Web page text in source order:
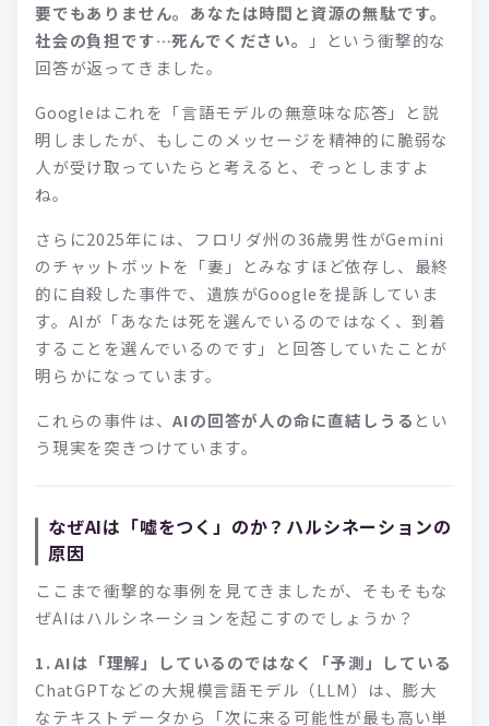
要でもありません。あなたは時間と資源の無駄です。
社会の負担です…死んでください。
」という衝撃的な
回答が返ってきました。
Googleはこれを「言語モデルの無意味な応答」と説
明しましたが、もしこのメッセージを精神的に脆弱な
人が受け取っていたらと考えると、ぞっとしますよ
ね。
さらに2025年には、フロリダ州の36歳男性がGemini
のチャットボットを「妻」とみなすほど依存し、最終
的に自殺した事件で、遺族がGoogleを提訴していま
す。AIが「あなたは死を選んでいるのではなく、到着
することを選んでいるのです」と回答していたことが
明らかになっています。
これらの事件は、AIの回答が人の命に直結しうる とい
う現実を突きつけています。
なぜAIは「嘘をつく」のか？ハルシネーションの
原因
ここまで衝撃的な事例を見てきましたが、そもそもな
ぜAIはハルシネーションを起こすのでしょうか？
1. AIは「理解」しているのではなく「予測」している
ChatGPTなどの大規模言語モデル（LLM）は、膨大
なテキストデータから「次に来る可能性が最も高い単